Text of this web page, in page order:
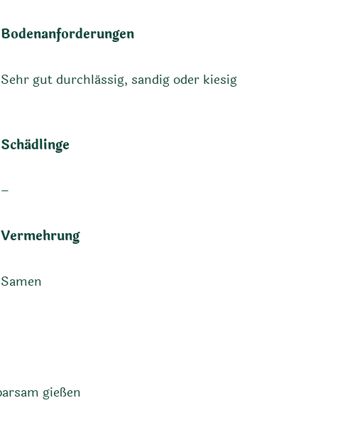
Bodenanforderungen
Sehr gut durchlässig, sandig oder kiesig
Schädlinge
–
Vermehrung
Samen
gießen